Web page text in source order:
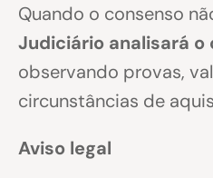
Quando o consenso
Judiciário analisará
observando provas,
circunstâncias de
Aviso legal